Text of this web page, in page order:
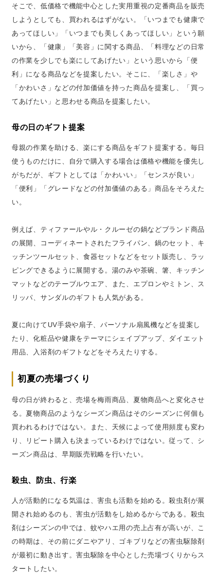
そこで、低価格で機能中心とした実用重視の定番商品を販売
しようとしても、買われるはずがない。「いつまでも健康で
あってほしい」「いつまでも美しくあってほしい」という願
いから、「健康」「美容」に関する商品、「料理などの日常
の作業を少しでも楽にしてあげたい」という思いから「便
利」になる商品などを提案したい。そこに、「楽しさ」や
「かわいさ」などの付加価値を持った商品を提案し、「買っ
てあげたい」と思わせる商品を提案したい。
母の日のギフト提案
母親の作業を助ける、楽にする商品をギフト提案する。毎日
使うものだけに、自分で購入する場合は価格や機能を優先し
がちだが、ギフトとしては「かわいい」「センスが良い」
「便利」「グレードなどの付加価値のある」商品をそろえた
い。
例えば、ティファールやル・クルーゼの鍋などブランド商品
の展開、コーディネートされたフライパン、鍋のセット、キ
ッチンツールセット、食器セットなどをセット販売し、ラッ
ピングできるように展開する。湯のみや茶碗、箸、キッチン
マットなどのテーブルウエア、また、エプロンやミトン、ス
リッパ、サンダルのギフトも人気がある。
夏に向けてUV手袋や扇子、パーソナル扇風機などを提案し
たり、化粧品や健康をテーマにシェイプアップ、ダイエット
用品、入浴剤のギフトなどをそろえたりする。
初夏の売場づくり
母の日が終わると、売場を梅雨商品、夏物商品へと変化させ
る。夏物商品のようなシーズン商品はそのシーズンに何個も
買われるわけではない。また、天候によって使用頻度も変わ
り、リピート購入も決まっているわけではない。従って、シ
ーズン商品は、早期販売戦略を行いたい。
殺虫、防虫、行楽
人が活動的になる気温は、害虫も活動を始める。殺虫剤が展
開され始めるのも、害虫が活動をし始めるからである。殺虫
剤はシーズンの中では、蚊やハエ用の売上占有が高いが、こ
の時期は、その前にダニやアリ、ゴキブリなどの害虫駆除剤
が最初に動き出す。害虫駆除を中心とした売場づくりからス
タートしたい。